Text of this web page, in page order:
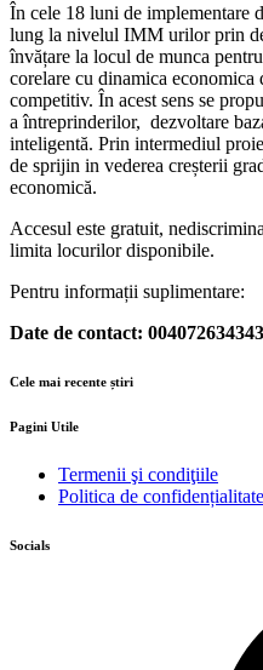
În cele 18 luni de implementare
lung la nivelul IMM urilor prin
învățare la locul de munca
corelare cu dinamica economica
competitiv. În acest sens se
a întreprinderilor, dezvoltare
inteligentă. Prin intermediul
de sprijin in vederea creșterii
economică.
Accesul este gratuit,
limita locurilor disponibile.
Pentru informații suplimentare:
Date de contact:
Cele mai recente știri
Pagini Utile
Termenii şi condiţiile
Politica de confidențialitate
Socials